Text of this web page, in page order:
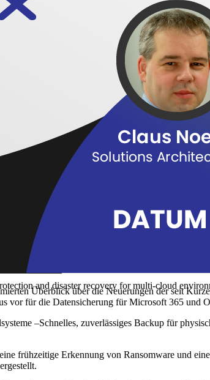
and disaster recovery for multi-cloud
Überblick über die Neuerungen der seit
vor für die Datensicherung für Microsoft 365 und
–Schnelles, zuverlässiges Backup für
frühzeitige Erkennung von Ransomware und